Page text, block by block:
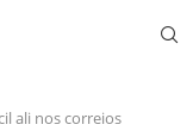
ali nos correios